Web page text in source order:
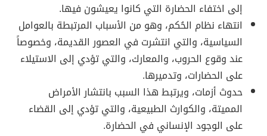
إلى اختفاء الحضارة التي كانوا يعيشون فيها.
انتهاء نظام الحُكم، وهو من الأسباب المرتبطة بالعوامل
السياسية، والتي انتشرت في العصور القديمة، وخصوصاً
عند وقوع الحروب، والمعارك، والتي تؤدي إلى الاستيلاء
على الحضارات، وتدميرها.
حدوث أزمات، ويرتبط هذا السبب بانتشار الأمراض
المميتة، والكوارث الطبيعية، والتي تؤدي إلى القضاء
على الوجود الإنساني في الحضارة.